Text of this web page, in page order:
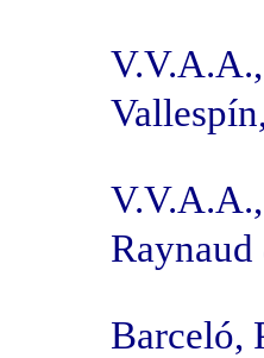
Barceló,